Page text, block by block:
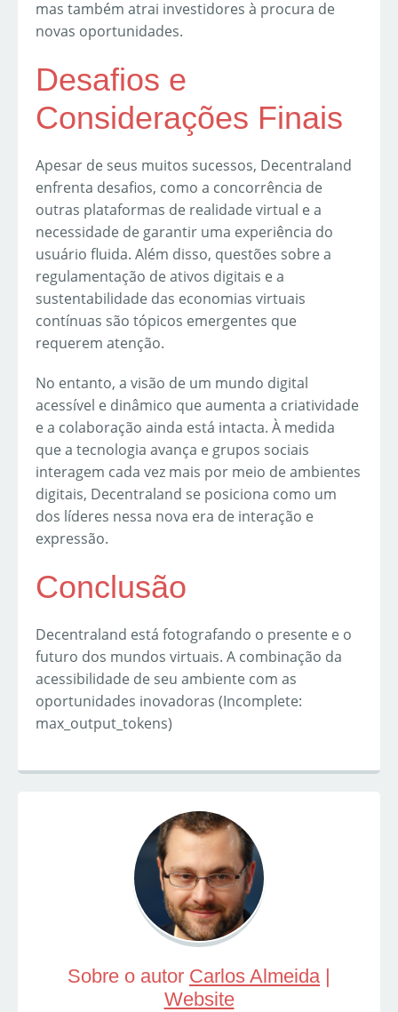
mas também atrai investidores à procura de
novas oportunidades.
Desafios e
Considerações Finais
Apesar de seus muitos sucessos, Decentraland
enfrenta desafios, como a concorrência de
outras plataformas de realidade virtual e a
necessidade de garantir uma experiência do
usuário fluida. Além disso, questões sobre a
regulamentação de ativos digitais e a
sustentabilidade das economias virtuais
contínuas são tópicos emergentes que
requerem atenção.
No entanto, a visão de um mundo digital
acessível e dinâmico que aumenta a criatividade
e a colaboração ainda está intacta. À medida
que a tecnologia avança e grupos sociais
interagem cada vez mais por meio de ambientes
digitais, Decentraland se posiciona como um
dos líderes nessa nova era de interação e
expressão.
Conclusão
Decentraland está fotografando o presente e o
futuro dos mundos virtuais. A combinação da
acessibilidade de seu ambiente com as
oportunidades inovadoras (Incomplete:
max_output_tokens)
Sobre o autor Carlos Almeida|
Website